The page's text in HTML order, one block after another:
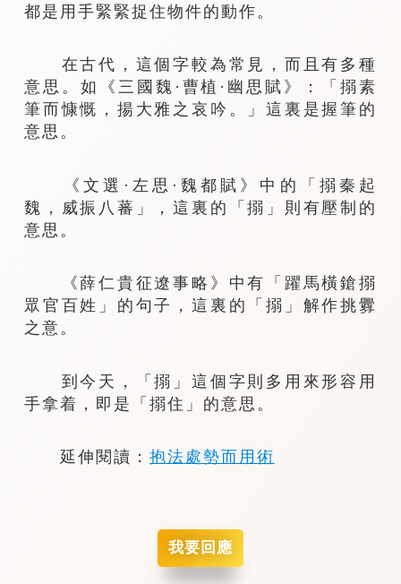
都是用手緊緊捉住物件的動作。
在古代，這個字較為常見，而且有多種
意思。如《三國魏·曹植·幽思賦》：「搦素
筆而慷慨，揚大雅之哀吟。」這裏是握筆的
意思。
《文選·左思·魏都賦》中的「搦秦起
魏，威振八蕃」，這裏的「搦」則有壓制的
意思。
《薛仁貴征遼事略》中有「躍馬橫鎗搦
眾官百姓」的句子，這裏的「搦」解作挑釁
之意。
到今天，「搦」這個字則多用來形容用
手拿着，即是「搦住」的意思。
延伸閱讀：抱法處勢而用術
我要回應